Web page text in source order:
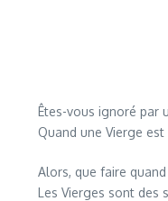
Êtes-vous ignoré par
Quand une Vierge
Alors, que faire
Les Vierges sont des